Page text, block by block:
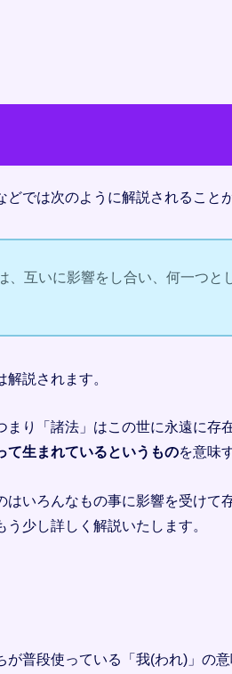
では次のように解説されること
、互いに影響をし合い、何一つと
説されます。
まり「諸法」はこの世に永遠に存
て生まれているというものを意味
いろんなもの事に影響を受けて
少し詳しく解説いたします。
普段使っている「我(われ)」の